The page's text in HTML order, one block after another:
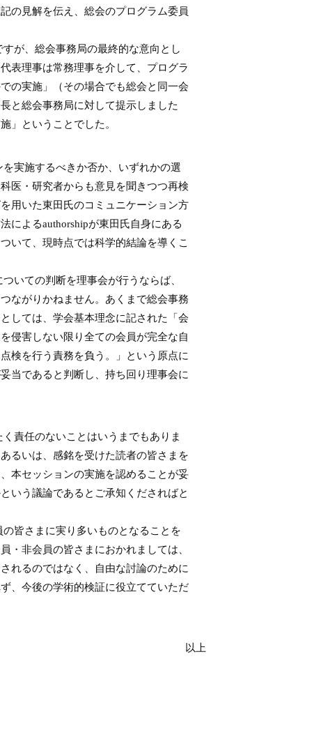
の見解を伝え、総会のプログラム委員
が、総会事務局の最終的な意向とし
表理事は常務理事を介して、プログラ
の実施」（その場合でも総会と同一会
と総会事務局に対して提示しました
」ということでした。
実施するべきか否か、いずれかの選
医・研究者からも意見を聞きつつ再検
用いた東田氏のコミュニケーション方
によるauthorshipが東田氏自身にある
いて、現時点では科学的結論を導くこ
いての判断を理事会が行うならば、
ながりかねません。あくまで総会事務
しては、学会基本理念に記された「会
侵害しない限り全ての会員が完全な自
検を行う責務を負う。」という原点に
当であると判断し、持ち回り理事会に
責任のないことはいうまでもありま
るいは、感銘を受けた読者の皆さまを
本セッションの実施を認めることが妥
いう議論であるとご承知くださればと
皆さまに実り多いものとなることを
・非会員の皆さまにおかれましては、
れるのではなく、自由な討論のために
、今後の学術的検証に役立てていただ
以上